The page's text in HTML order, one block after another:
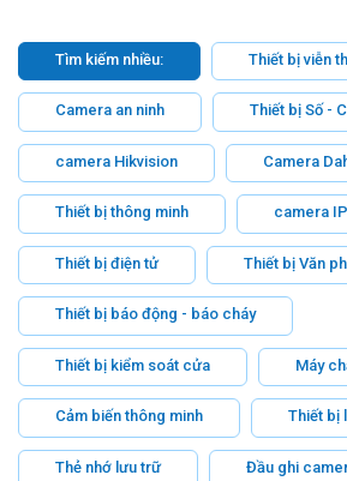
Tìm kiếm nhiều: Thiết bị viễn
Camera an ninh Thiết bị Số -
camera Hikvision Camera
Thiết bị thông minh camera IP
Thiết bị điện tử Thiết bị Văn
Thiết bị báo động - báo cháy
Thiết bị kiểm soát cửa Máy
Cảm biến thông minh Thiết bị
Thẻ nhớ lưu trữ Đầu ghi